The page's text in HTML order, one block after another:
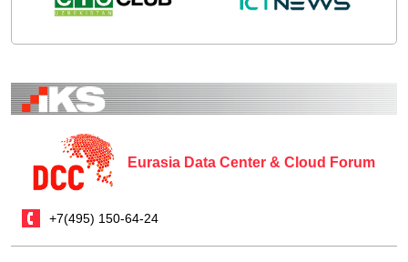
Eurasia Data Center & Cloud Forum
+7(495) 150-64-24